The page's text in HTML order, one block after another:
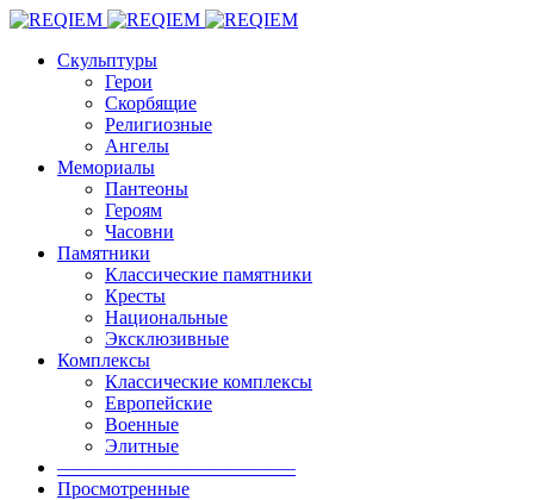
Скульптуры
Герои
Скорбящие
Религиозные
Ангелы
Мемориалы
Пантеоны
Героям
Часовни
Памятники
Классические памятники
Кресты
Национальные
Эксклюзивные
Комплексы
Классические комплексы
Европейские
Военные
Элитные
————————————–
Просмотренные